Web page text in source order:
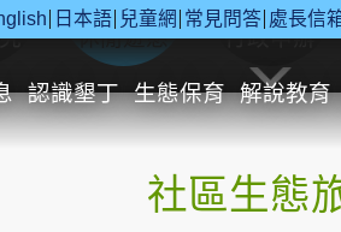
日本語 兒童網 常見問答 處長信
認識墾丁 生態保育 解說教育
休閒遊憩 行政申辦
社區生態